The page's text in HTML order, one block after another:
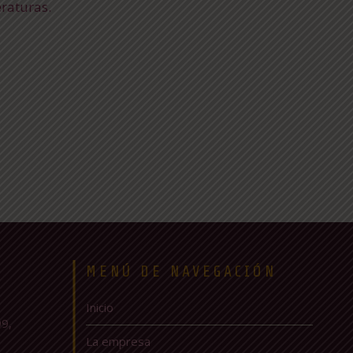
MENÚ DE NAVEGACIÓN
Inicio
La empresa